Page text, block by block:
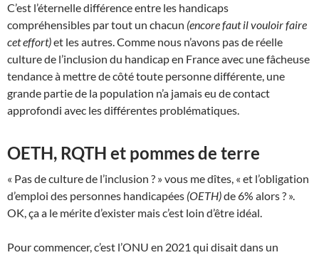
C’est l’éternelle différence entre les handicaps
compréhensibles par tout un chacun (encore faut il vouloir faire
cet effort)et les autres. Comme nous n’avons pas de réelle
culture de l’inclusion du handicap en France avec une fâcheuse
tendance à mettre de côté toute personne différente, une
grande partie de la population n’a jamais eu de contact
approfondi avec les différentes problématiques.
OETH, RQTH et pommes de terre
« Pas de culture de l’inclusion ? » vous me dîtes, « et l’obligation
d’emploi des personnes handicapées (OETH)de 6% alors ? ».
OK, ça a le mérite d’exister mais c’est loin d’être idéal.
Pour commencer, c’est l’ONU en 2021 qui disait dans un